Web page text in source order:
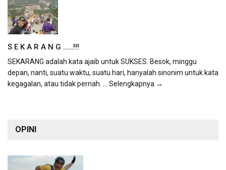
S E K A R A N G ……!!!
SEKARANG adalah kata ajaib untuk SUKSES. Besok, minggu
depan, nanti, suatu waktu, suatu hari, hanyalah sinonim untuk kata
kegagalan, atau tidak pernah. ... Selengkapnya →
OPINI